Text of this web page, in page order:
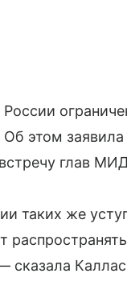
Об этом
глав
таких же
сказала